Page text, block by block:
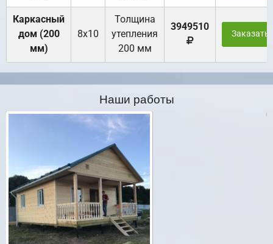
Каркасный
дом (200
мм)
8х10
Толщина
утепления
200 мм
3949510
Заказать
Наши работы